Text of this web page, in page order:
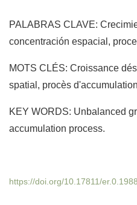
PALABRAS CLAVE:
concentración espacial,
MOTS CLÉS: Croissance
spatial, procès
KEY WORDS: Unbalanced
accumulation process.
https://doi.org/10.17811/